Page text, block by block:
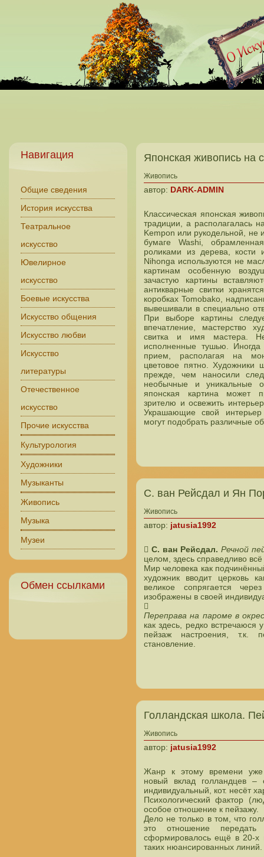
Навигация
Общие сведения
История искусства
Театральное
искусство
Ювелирное
искусство
Боевые искусства
Искусство общения
Искусство любви
Искусство
литературы
Отечественное
искусство
Прочие искусства
Культурология
Художники
Музыканты
Живопись
Музыка
Музеи
Обмен ссылками
Японская живопись на
Живопись
автор: DARK-ADMIN
Классическая японская
традиции, а располагалась
Kempon или рукодельной, не
бумаге Washi,
роликами из дерева,
Nihonga используются не
картинам особенную
зачастую картины
антикварные свитки
коробках Tomobako,
вывешивали в специально
При выборе картины
впечатление, мастерство
свитка и имя мастера.
исполненные тушью.
прием, располагая на
цветовое пятно. Художники
прежде, чем наносили
необычные и уникальные
японская картина может
зрителю и освежить
Украшающие свой интерьер
могут подобрать различные
С. ван Рейсдал и Ян
Живопись
автор: jatusia1992
 С. ван Рейсдал. Речной
целом, здесь справедливо
Мир человека как
художник вводит церковь
великое сопрягается
изображены в своей

Переправа на пароме в
как здесь, редко встречаюся
пейзаж настроения, т.к.
становление.
Голландская школа.
Живопись
автор: jatusia1992
Жанр к этому времени уже
новый вклад голландцев –
индивидуальный, кот. несёт
Психологический фактор
особое отношение к пейзажу.
Дело не только в том, что
это отношение передать
сформировалось ещё в 20-х
таких нюансированных линий.